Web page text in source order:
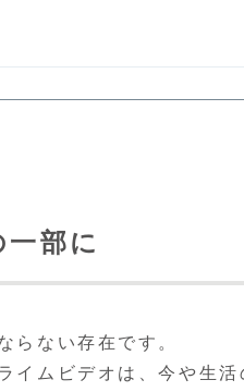
部に
らない存在です。
イムビデオは、今や生活